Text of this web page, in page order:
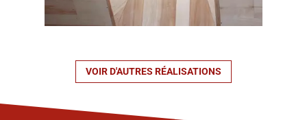
VOIR D'AUTRES RÉALISATIONS